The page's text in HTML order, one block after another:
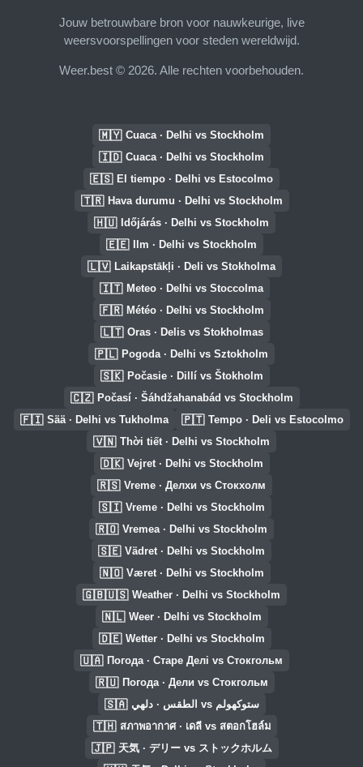
Jouw betrouwbare bron voor nauwkeurige, live
weersvoorspellingen voor steden wereldwijd.
Weer.best © 2026. Alle rechten voorbehouden.
🇲🇾 Cuaca · Delhi vs Stockholm
🇮🇩 Cuaca · Delhi vs Stockholm
🇪🇸 El tiempo · Delhi vs Estocolmo
🇹🇷 Hava durumu · Delhi vs Stockholm
🇭🇺 Időjárás · Delhi vs Stockholm
🇪🇪 Ilm · Delhi vs Stockholm
🇱🇻 Laikapstākļi · Deli vs Stokholma
🇮🇹 Meteo · Delhi vs Stoccolma
🇫🇷 Météo · Delhi vs Stockholm
🇱🇹 Oras · Delis vs Stokholmas
🇵🇱 Pogoda · Delhi vs Sztokholm
🇸🇰 Počasie · Dillí vs Štokholm
🇨🇿 Počasí · Šáhdžahanabád vs Stockholm
🇫🇮 Sää · Delhi vs Tukholma 🇵🇹 Tempo · Deli vs Estocolmo
🇻🇳 Thời tiết · Delhi vs Stockholm
🇩🇰 Vejret · Delhi vs Stockholm
🇷🇸 Vreme · Делхи vs Стокхолм
🇸🇮 Vreme · Delhi vs Stockholm
🇷🇴 Vremea · Delhi vs Stockholm
🇸🇪 Vädret · Delhi vs Stockholm
🇳🇴 Været · Delhi vs Stockholm
🇬🇧🇺🇸 Weather · Delhi vs Stockholm
🇳🇱 Weer · Delhi vs Stockholm
🇩🇪 Wetter · Delhi vs Stockholm
🇺🇦 Погода · Старе Делі vs Стокгольм
🇷🇺 Погода · Дели vs Стокгольм
🇸🇦 الطقس · دلهي vs ستوكهولم
🇹🇭 สภาพอากาศ · เดลี vs สตอกโฮล์ม
🇯🇵 天気 · デリー vs ストックホルム